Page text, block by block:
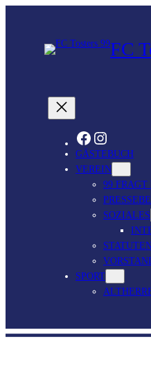
FC
FACEBOOK INSTAGRAM
GÄSTEBUCH
VEREIN
99 FRAGT
SOZIALES
SPORT